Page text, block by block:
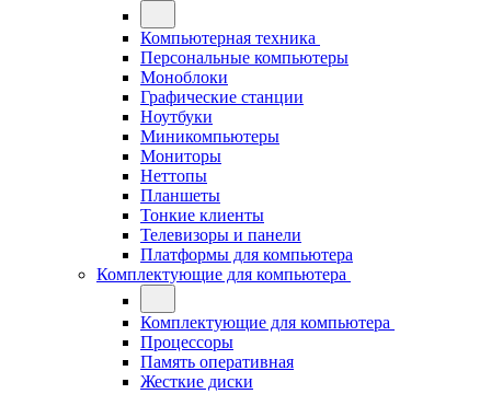
Компьютерная техника
Персональные компьютеры
Моноблоки
Графические станции
Ноутбуки
Миникомпьютеры
Мониторы
Неттопы
Планшеты
Тонкие клиенты
Телевизоры и панели
Платформы для компьютера
Комплектующие для компьютера
Комплектующие для компьютера
Процессоры
Память оперативная
Жесткие диски